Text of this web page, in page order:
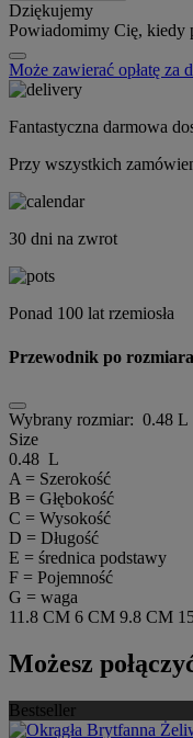
Dziękujemy
Powiadomimy Cię, kiedy
Może zawierać opłatę za
Fantastyczna darmowa
Przy wszystkich
30 dni na zwrot
Ponad 100 lat rzemiosła
Przewodnik po
Wybrany rozmiar: 0.48 L
Size
0.48 L
A = Szerokość
B = Głębokość
C = Wysokość
D = Długość
E = średnica podstawy
F = Pojemność
G = waga
11.8 CM 6 CM 9.8 CM
Możesz
Bestseller